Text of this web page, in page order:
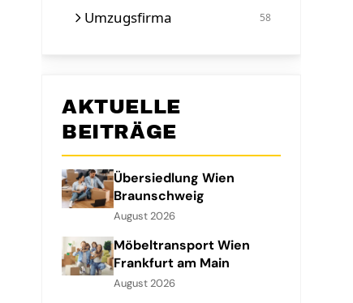
Umzugsfirma 58
AKTUELLE
BEITRÄGE
Übersiedlung Wien
Braunschweig
August 2026
Möbeltransport Wien
Frankfurt am Main
August 2026